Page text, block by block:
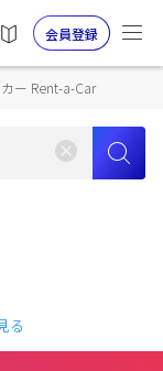
会員登録
ー Rent-a-Car
る